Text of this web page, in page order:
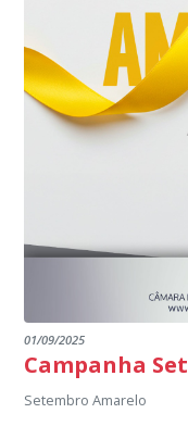
01/09/2025
Campanha
Setembro Amarelo